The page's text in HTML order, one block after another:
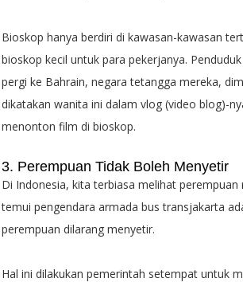
Bioskop hanya berdiri di kawasan-kawasan
bioskop kecil untuk para pekerjanya.
pergi ke Bahrain, negara tetangga mereka,
dikatakan wanita ini dalam vlog (video blog)-
menonton film di bioskop.
3. Perempuan Tidak Boleh Menyetir
Di Indonesia, kita terbiasa melihat
temui pengendara armada bus transjakarta
perempuan dilarang menyetir.
Hal ini dilakukan pemerintah setempat untuk